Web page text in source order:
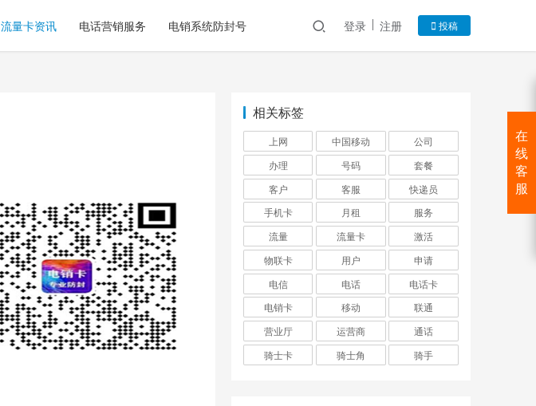
流量卡资讯 电话营销服务 电销系统防封号 登录 注册 投稿
相关标签
上网 中国移动
公司
办理
号码
套餐
客户
客服
快递员
手机卡
月租
服务
流量
流量卡
激活
物联卡
用户
申请
电信
电话
电话卡
电销卡
移动
联通
营业厅
运营商
通话
骑士卡
骑士角 骑手
在
线
客
服